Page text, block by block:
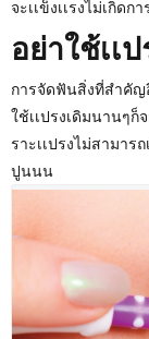
จะเเข็งเเรงไม่เกิดก
อย่าใช้เเ
การจัดฟันสิ่งที่สำคัญ
ใช้เเปรงเดิมนานๆก็
ราะเเปรงไม่สามาร
ปูนนน